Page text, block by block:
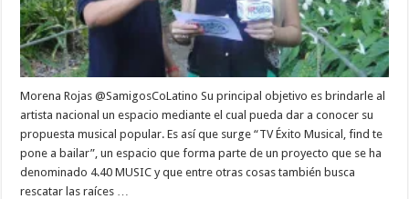
Morena Rojas @SamigosCoLatino Su principal objetivo es brindarle al
artista nacional un espacio mediante el cual pueda dar a conocer su
propuesta musical popular. Es así que surge “TV Éxito Musical, find te
pone a bailar”, un espacio que forma parte de un proyecto que se ha
denominado 4.40 MUSIC y que entre otras cosas también busca
rescatar las raíces …